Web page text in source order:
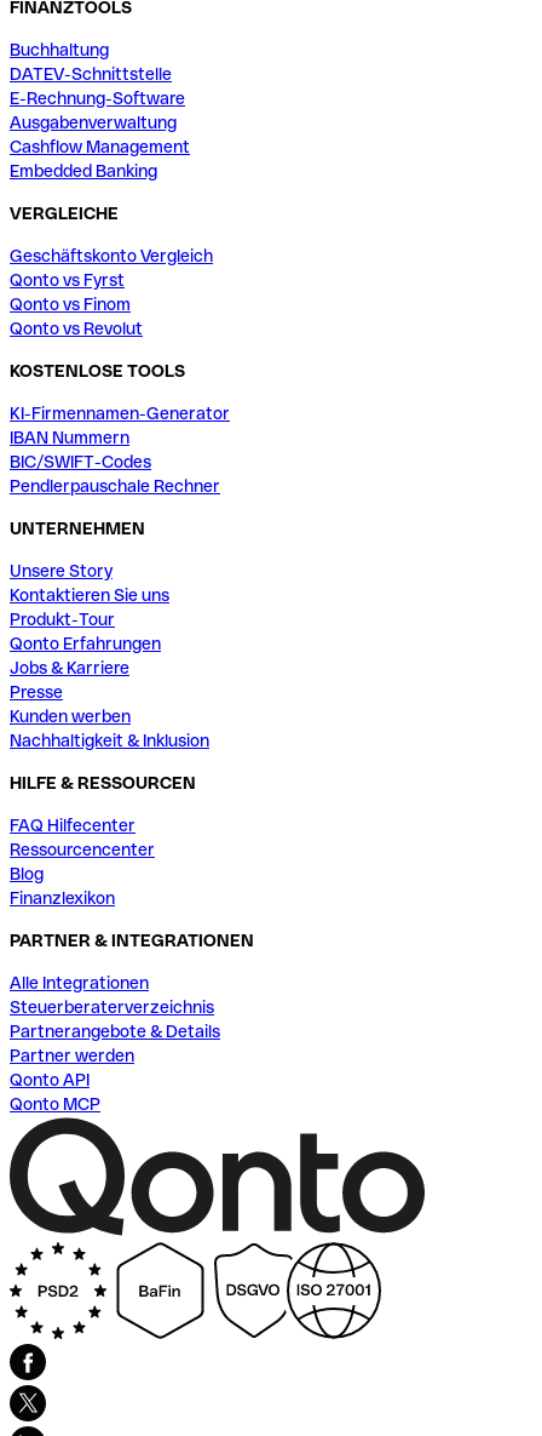
FINANZTOOLS
Buchhaltung
DATEV-Schnittstelle
E-Rechnung-Software
Ausgabenverwaltung
Cashflow Management
Embedded Banking
VERGLEICHE
Geschäftskonto Vergleich
Qonto vs Fyrst
Qonto vs Finom
Qonto vs Revolut
KOSTENLOSE TOOLS
KI-Firmennamen-Generator
IBAN Nummern
BIC/SWIFT-Codes
Pendlerpauschale Rechner
UNTERNEHMEN
Unsere Story
Kontaktieren Sie uns
Produkt-Tour
Qonto Erfahrungen
Jobs & Karriere
Presse
Kunden werben
Nachhaltigkeit & Inklusion
HILFE & RESSOURCEN
FAQ Hilfecenter
Ressourcencenter
Blog
Finanzlexikon
PARTNER & INTEGRATIONEN
Alle Integrationen
Steuerberaterverzeichnis
Partnerangebote & Details
Partner werden
Qonto API
Qonto MCP